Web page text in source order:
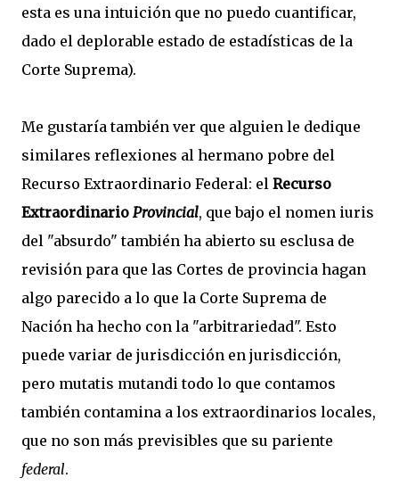
esta es una intuición que no puedo cuantificar,
dado el deplorable estado de estadísticas de la
Corte Suprema).
Me gustaría también ver que alguien le dedique
similares reflexiones al hermano pobre del
Recurso Extraordinario Federal: el Recurso
Extraordinario Provincial, que bajo el nomen iuris
del "absurdo" también ha abierto su esclusa de
revisión para que las Cortes de provincia hagan
algo parecido a lo que la Corte Suprema de
Nación ha hecho con la "arbitrariedad". Esto
puede variar de jurisdicción en jurisdicción,
pero mutatis mutandi todo lo que contamos
también contamina a los extraordinarios locales,
que no son más previsibles que su pariente
federal.